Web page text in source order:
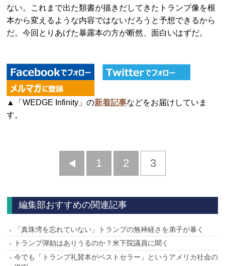
ない。これまで出た類書が描きだしてきたトランプ像を根
本から変えるような内容ではないだろうと予想できるから
だ。今回とりあげた暴露本の方が断然、面白いはずだ。
▲「WEDGE Infinity」の新着記事などをお届けしていま
す。
前
1 2 3
編集部おすすめの関連記事
「真珠湾を忘れていない」トランプの無神経さを弟子が暴く
トランプ弾劾はありうるのか？米下院議員に聞く
今でも「トランプ礼賛本がベストセラー」というアメリカ社会の